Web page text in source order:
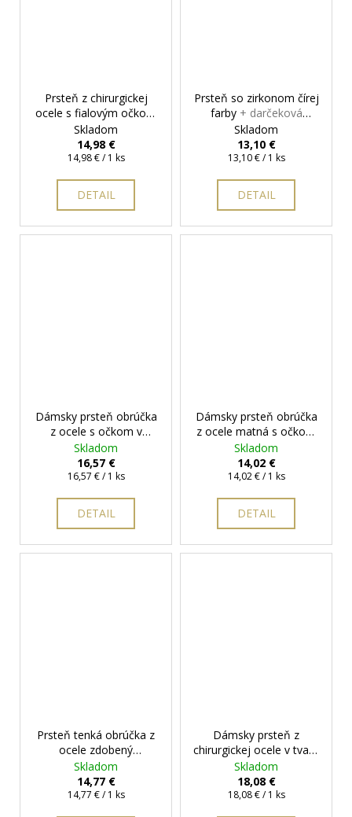
Prsteň z chirurgickej
ocele s fialovým očkom
+ darčeková krabička
zadarmo
Skladom
14,98 €
Jednotková
14,98 € / 1 ks
DETAIL
Prsteň so zirkonom čírej
farby + darčeková
krabička zadarmo
Skladom
13,10 €
Jednotková
13,10 € / 1 ks
DETAIL
Dámsky prsteň obrúčka
z ocele s očkom v
matnom prevedení
darčeková krabička
zadarmo
Skladom
16,57 €
Jednotková
16,57 € / 1 ks
DETAIL
Dámsky prsteň obrúčka
z ocele matná s očkom
+ darčeková krabička
zadarmo
Skladom
14,02 €
Jednotková
14,02 € / 1 ks
DETAIL
Prsteň tenká obrúčka z
ocele zdobený
červenými očkami
darčeková krabička
zadarmo
Skladom
14,77 €
Jednotková
14,77 € / 1 ks
Dámsky prsteň z
chirurgickej ocele v tvare
mašle s očkom
darčeková krabička
zadarmo
Skladom
18,08 €
Jednotková
18,08 € / 1 ks